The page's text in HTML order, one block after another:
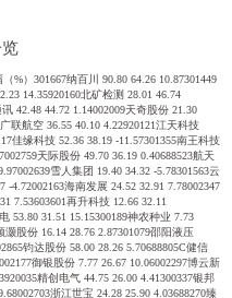
%）301667纳百川 90.80 64.26 10.87301449
14.35920160北矿检测 28.01 46.74
42.48 44.72 1.14002009天奇股份 21.30
联航空 36.55 40.10 4.22920121江天科技
佳缘科技 52.36 38.19 -11.57301355南王科技
天际股份 49.70 36.19 0.40688523航天
雪人集团 19.40 34.32 -5.78301563云
-4.72002163海南发展 24.52 32.91 7.78002347
7.53603601再升科技 12.66 32.11
53.80 31.51 15.15300189神农种业 7.73
灏股份 16.14 28.76 2.87301079邵阳液压
钧达股份 58.00 28.26 5.70688805C健信
御银股份 7.77 26.67 10.06002297博云新
精创电气 44.75 26.00 4.41300337银邦
浙江世宝 24.28 25.90 4.03688270臻